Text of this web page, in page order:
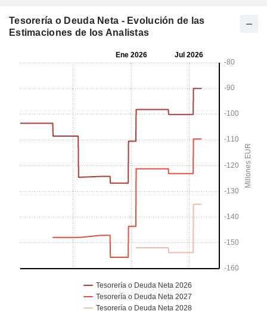
Tesorería o Deuda Neta - Evolución de las
Estimaciones de los Analistas